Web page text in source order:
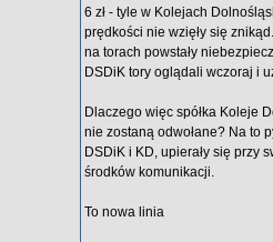
6 zł - tyle w Kolejach
prędkości nie wzięły się
na torach powstały
DSDiK tory oglądali wczoraj i
Dlaczego więc spółka Koleje
nie zostaną odwołane? Na to
DSDiK i KD, upierały się przy
środków komunikacji.
To nowa linia